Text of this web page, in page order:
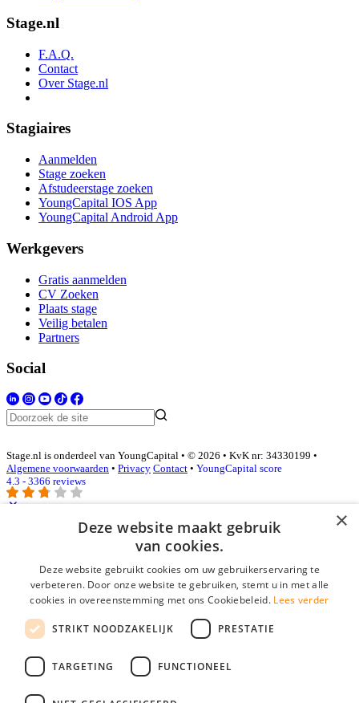
Stage.nl
F.A.Q.
Contact
Over Stage.nl
Stagiaires
Aanmelden
Stage zoeken
Afstudeerstage zoeken
YoungCapital IOS App
YoungCapital Android App
Werkgevers
Gratis aanmelden
CV Zoeken
Plaats stage
Veilig betalen
Partners
Social
Stage.nl is onderdeel van YoungCapital • © 2026 • KvK nr: 34330199 •
Algemene voorwaarden • Privacy Contact • YoungCapital score
4.3 - 3366 reviews
Inloggen als bedrijf
E-mail*
Wachtwoord
login gegevens onthouden
login
Bedrijf aanmelden
×
Deze website maakt gebruik
van cookies.
Deze website gebruikt cookies om uw gebruikerservaring te
verbeteren. Door onze website te gebruiken, stemt u in met alle
cookies in overeenstemming met ons Cookiebeleid. Lees verder
STRIKT NOODZAKELIJK PRESTATIE
TARGETING FUNCTIONEEL